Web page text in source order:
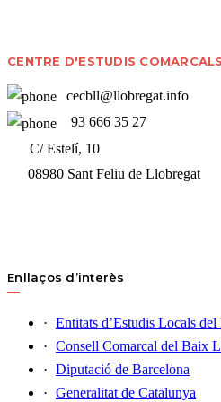
CENTRE D'ESTUDIS
cecbll@llobregat.info
93 666 35 27
C/ Estelí, 10
08980 Sant Feliu de Llobregat
Enllaços d’interès
Entitats d’Estudis Locals
Consell Comarcal del Baix
Diputació de Barcelona
Generalitat de Catalunya